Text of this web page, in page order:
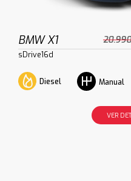
BMW X1
sDrive16d
Diesel Manual
VER